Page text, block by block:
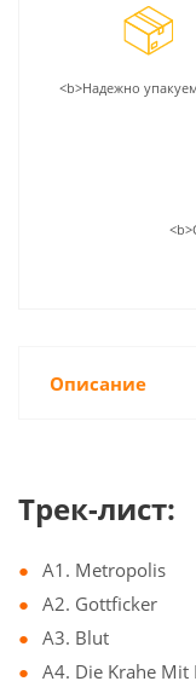
<b>Надежно
Описание
Трек-лист:
A1. Metropolis
A2. Gottficker
A3. Blut
A4. Die Krahe Mit